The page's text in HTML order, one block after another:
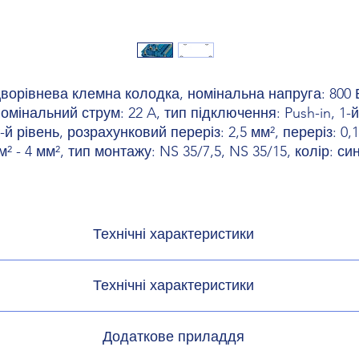
клемна колодка, номінальна напруга: 800
струм: 22 A, тип підключення: Push-in, 1-й
й рівень, розрахунковий переріз: 2,5 мм², переріз:
- 4 мм², тип монтажу: NS 35/7,5, NS 35/15, колір:
Технічні характеристики
Технічні характеристики
Додаткове приладдя